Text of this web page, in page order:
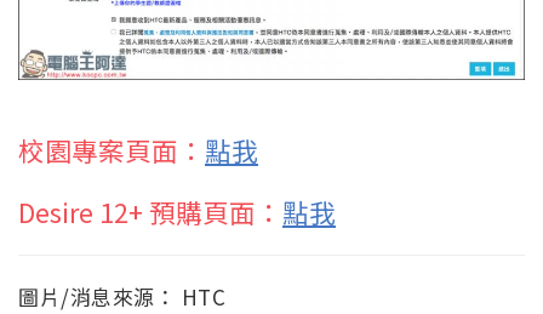
校園專案頁面： 點我
Desire 12+ 預購頁面： 點我
圖片/消息來源： HTC